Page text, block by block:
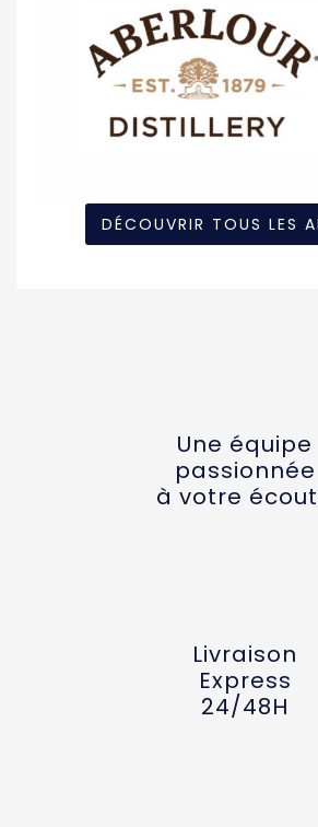
DÉCOUVRIR TOUS LES
Une équipe
passionnée
à votre
Livraison
Express
24/48H